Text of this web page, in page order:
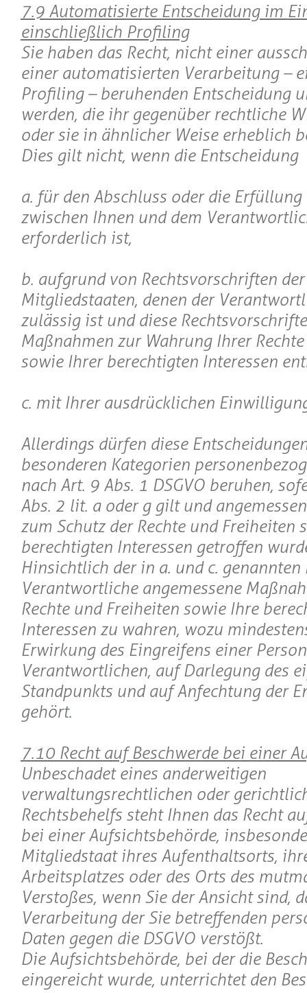
7.9 Automatisierte Entscheidung im
einschließlich Profiling
Sie haben das Recht, nicht einer
einer automatisierten Verarbeitung –
Profiling – beruhenden Entscheidung
werden, die ihr gegenüber rechtliche
oder sie in ähnlicher Weise erheblich
Dies gilt nicht, wenn die Entscheidung
a. für den Abschluss oder die Erfüllung
zwischen Ihnen und dem
erforderlich ist,
b. aufgrund von Rechtsvorschriften
Mitgliedstaaten, denen der
zulässig ist und diese
Maßnahmen zur Wahrung Ihrer
sowie Ihrer berechtigten Interessen
c. mit Ihrer ausdrücklichen
Allerdings dürfen diese
besonderen Kategorien
nach Art. 9 Abs. 1 DSGVO beruhen,
Abs. 2 lit. a oder g gilt und
zum Schutz der Rechte und Freiheiten
berechtigten Interessen getroffen
Hinsichtlich der in a. und c.
Verantwortliche angemessene
Rechte und Freiheiten sowie Ihre
Interessen zu wahren, wozu
Erwirkung des Eingreifens einer
Verantwortlichen, auf Darlegung des
Standpunkts und auf Anfechtung der
gehört.
7.10 Recht auf Beschwerde bei einer
Unbeschadet eines anderweitigen
verwaltungsrechtlichen oder
Rechtsbehelfs steht Ihnen das Recht
bei einer Aufsichtsbehörde,
Mitgliedstaat ihres Aufenthaltsorts,
Arbeitsplatzes oder des Orts des
Verstoßes, wenn Sie der Ansicht sind,
Verarbeitung der Sie betreffenden
Daten gegen die DSGVO verstößt.
Die Aufsichtsbehörde, bei der die
eingereicht wurde, unterrichtet den